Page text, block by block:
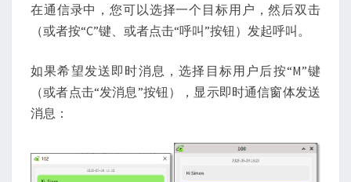
在通信录中，您可以选择一个目标用户，然后双击
（或者按“C”键、或者点击“呼叫”按钮）发起呼叫。
如果希望发送即时消息，选择目标用户后按“M”键
（或者点击“发消息”按钮），显示即时通信窗体发送
消息：